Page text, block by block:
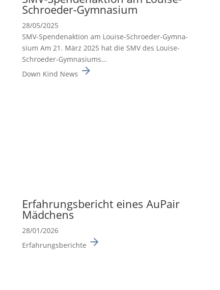
Schroeder-Gymna­sium
28/05/2025
SMV-Spenden­ak­tion am Louise-Schroeder-Gymna­
sium Am 21. März 2025 hat die SMV des Louise-
Schroeder-Gymna­siums...
Down Kind News
Erfah­rungs­be­richt eines AuPair
Mädchens
28/01/2026
Erfahrungsberichte